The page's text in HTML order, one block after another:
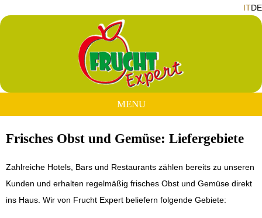
ITDE
MENU
Frisches Obst und Gemüse: Liefergebiete
Zahlreiche Hotels, Bars und Restaurants zählen bereits zu unseren
Kunden und erhalten regelmäßig frisches Obst und Gemüse direkt
ins Haus. Wir von Frucht Expert beliefern folgende Gebiete: